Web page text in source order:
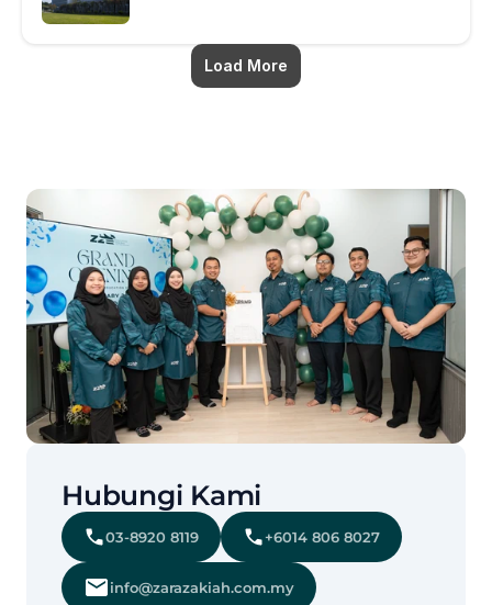
Load More
Hubungi Kami
03-8920 8119 +6014 806 8027
info@zarazakiah.com.my